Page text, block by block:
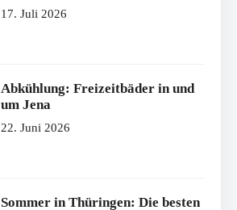
17. Juli 2026
Abkühlung: Freizeitbäder in und
um Jena
22. Juni 2026
Sommer in Thüringen: Die besten